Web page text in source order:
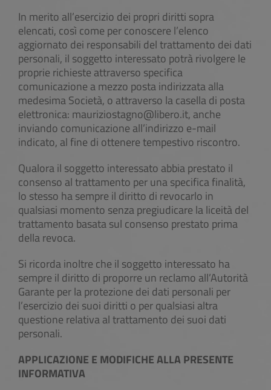
In merito all’esercizio dei propri diritti sopra
elencati, così come per conoscere l’elenco
aggiornato dei responsabili del trattamento dei dati
personali, il soggetto interessato potrà rivolgere le
proprie richieste attraverso specifica
comunicazione a mezzo posta indirizzata alla
medesima Società, o attraverso la casella di posta
elettronica: mauriziostagno@libero.it, anche
inviando comunicazione all’indirizzo e-mail
indicato, al fine di ottenere tempestivo riscontro.
Qualora il soggetto interessato abbia prestato il
consenso al trattamento per una specifica finalità,
lo stesso ha sempre il diritto di revocarlo in
qualsiasi momento senza pregiudicare la liceità del
trattamento basata sul consenso prestato prima
della revoca.
Si ricorda inoltre che il soggetto interessato ha
sempre il diritto di proporre un reclamo all’Autorità
Garante per la protezione dei dati personali per
l’esercizio dei suoi diritti o per qualsiasi altra
questione relativa al trattamento dei suoi dati
personali.
APPLICAZIONE E MODIFICHE ALLA PRESENTE
INFORMATIVA